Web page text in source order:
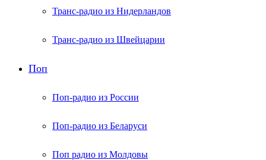
Транс-радио из Нидерландов
Транс-радио из Швейцарии
Поп
Поп-радио из России
Поп-радио из Беларуси
Поп радио из Молдовы